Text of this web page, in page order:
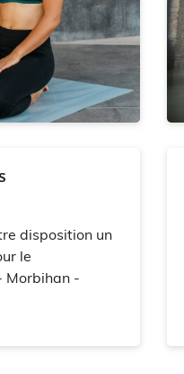
disposition un
le
Morbihan -